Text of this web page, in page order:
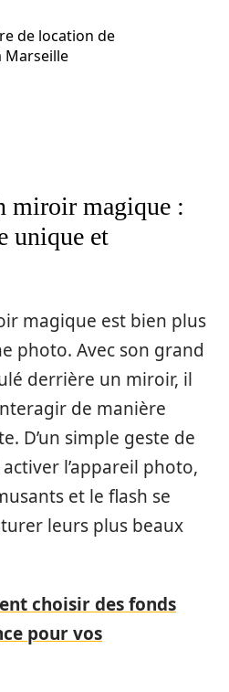
de location de
Marseille
miroir magique :
unique et
magique est bien plus
photo. Avec son grand
derrière un miroir, il
de manière
D’un simple geste de
l’appareil photo,
et le flash se
leurs plus beaux
choisir des fonds
pour vos